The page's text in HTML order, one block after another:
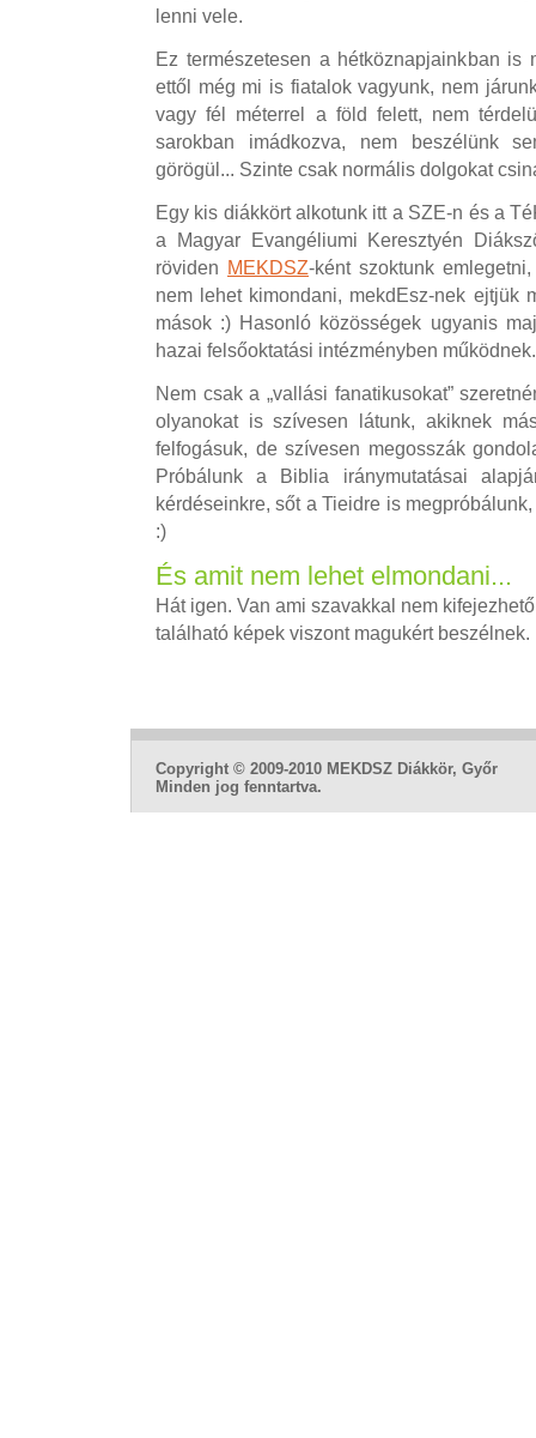
lenni vele.
Ez természetesen a hétköznapjainkban is
ettől még mi is fiatalok vagyunk, nem
vagy fél méterrel a föld felett, nem
sarokban imádkozva, nem beszélünk
görögül... Szinte csak normális dolgokat
Egy kis diákkört alkotunk itt a SZE-n és a
a Magyar Evangéliumi Keresztyén
röviden MEKDSZ-ként szoktunk
nem lehet kimondani, mekdEsz-nek ejtjük
mások :) Hasonló közösségek ugyanis
hazai felsőoktatási intézményben működnek.
Nem csak a „vallási fanatikusokat”
olyanokat is szívesen látunk, akiknek
felfogásuk, de szívesen megosszák
Próbálunk a Biblia iránymutatásai
kérdéseinkre, sőt a Tieidre is
:)
És amit nem lehet elmondani...
Hát igen. Van ami szavakkal nem
található képek viszont magukért beszélnek.
Copyright © 2009-2010 MEKDSZ Diákkör, Győr
Minden jog fenntartva.